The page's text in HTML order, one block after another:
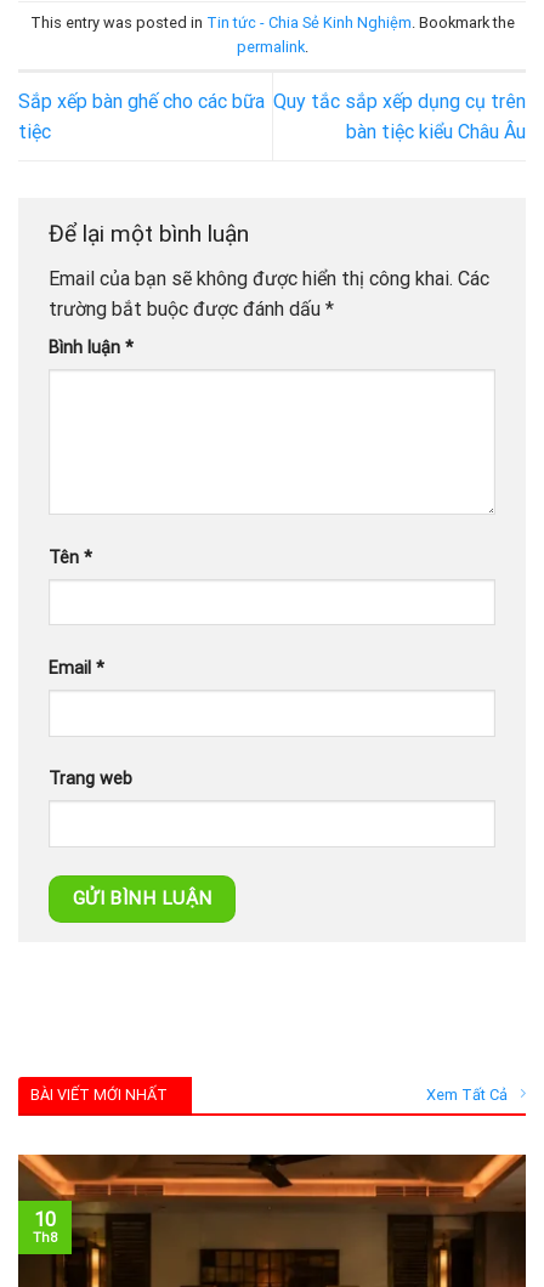
This entry was posted in Tin tức - Chia Sẻ Kinh Nghiệm . Bookmark the
permalink.
Sắp xếp bàn ghế cho các bữa
tiệc
Quy tắc sắp xếp dụng cụ trên
bàn tiệc kiểu Châu Âu
Để lại một bình luận
Email của bạn sẽ không được hiển thị công khai. Các
trường bắt buộc được đánh dấu *
Bình luận *
Tên *
Email *
Trang web
BÀI VIẾT MỚI NHẤT Xem Tất Cả
10
Th8